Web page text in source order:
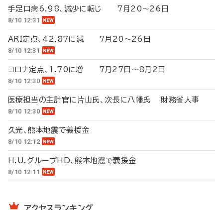
手足口病6.98、減少に転じ 7月20～26日
8/10 12:31
ARI定点、42.87に減 7月20～26日
8/10 12:31
コロナ定点、1.70に増 7月27日～8月2日
8/10 12:30
医療担当の主計官に片山氏、次長に八幡氏 財務省人事
8/10 12:30
久光、熊本地震で義援金
8/10 12:12
H.U.グループHD、熊本地震で義援金
8/10 12:11
アクセスランキング